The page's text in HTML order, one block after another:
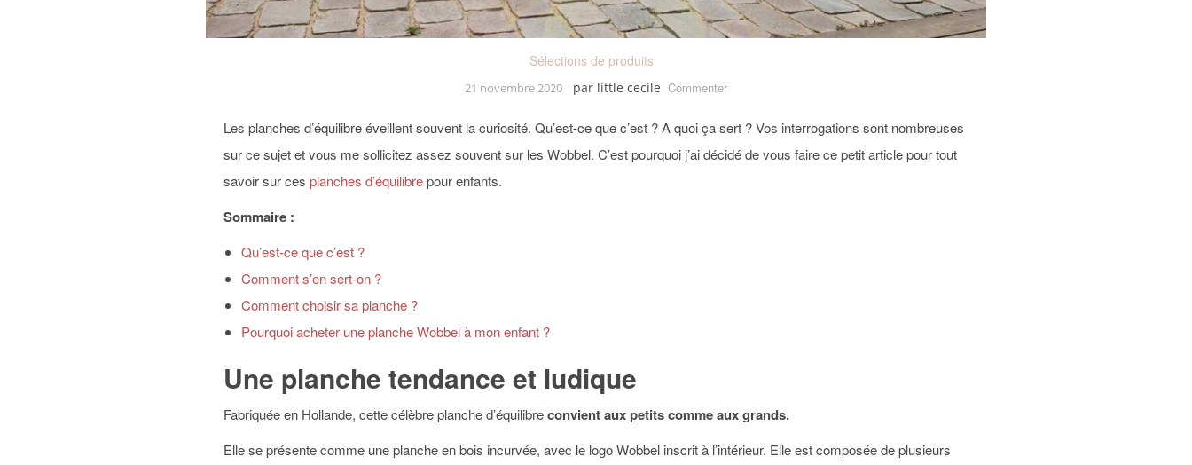
Sélections de produits
21 novembre 2020 par little cecile Commenteron
sur
les
planches
Les planches d’équilibre éveillent souvent la curiosité. Qu’est-ce que c’est ? A quoi ça sert ? Vos interrogations sont nombreuses
sur ce sujet et vous me sollicitez assez souvent sur les Wobbel. C’est pourquoi j’ai décidé de vous faire ce petit article pour tout
savoir sur ces planches d’équilibrepour enfants.
Sommaire :
Qu’est-ce que c’est ?
Comment s’en sert-on ?
Comment choisir sa planche ?
Pourquoi acheter une planche Wobbel à mon enfant ?
Une planche tendance et ludique
Fabriquée en Hollande, cette célèbre planche d’équilibreconvient aux petits comme aux grands.
Elle se présente comme une planche en bois incurvée, avec le logo Wobbel inscrit à l’intérieur. Elle est composée de plusieurs